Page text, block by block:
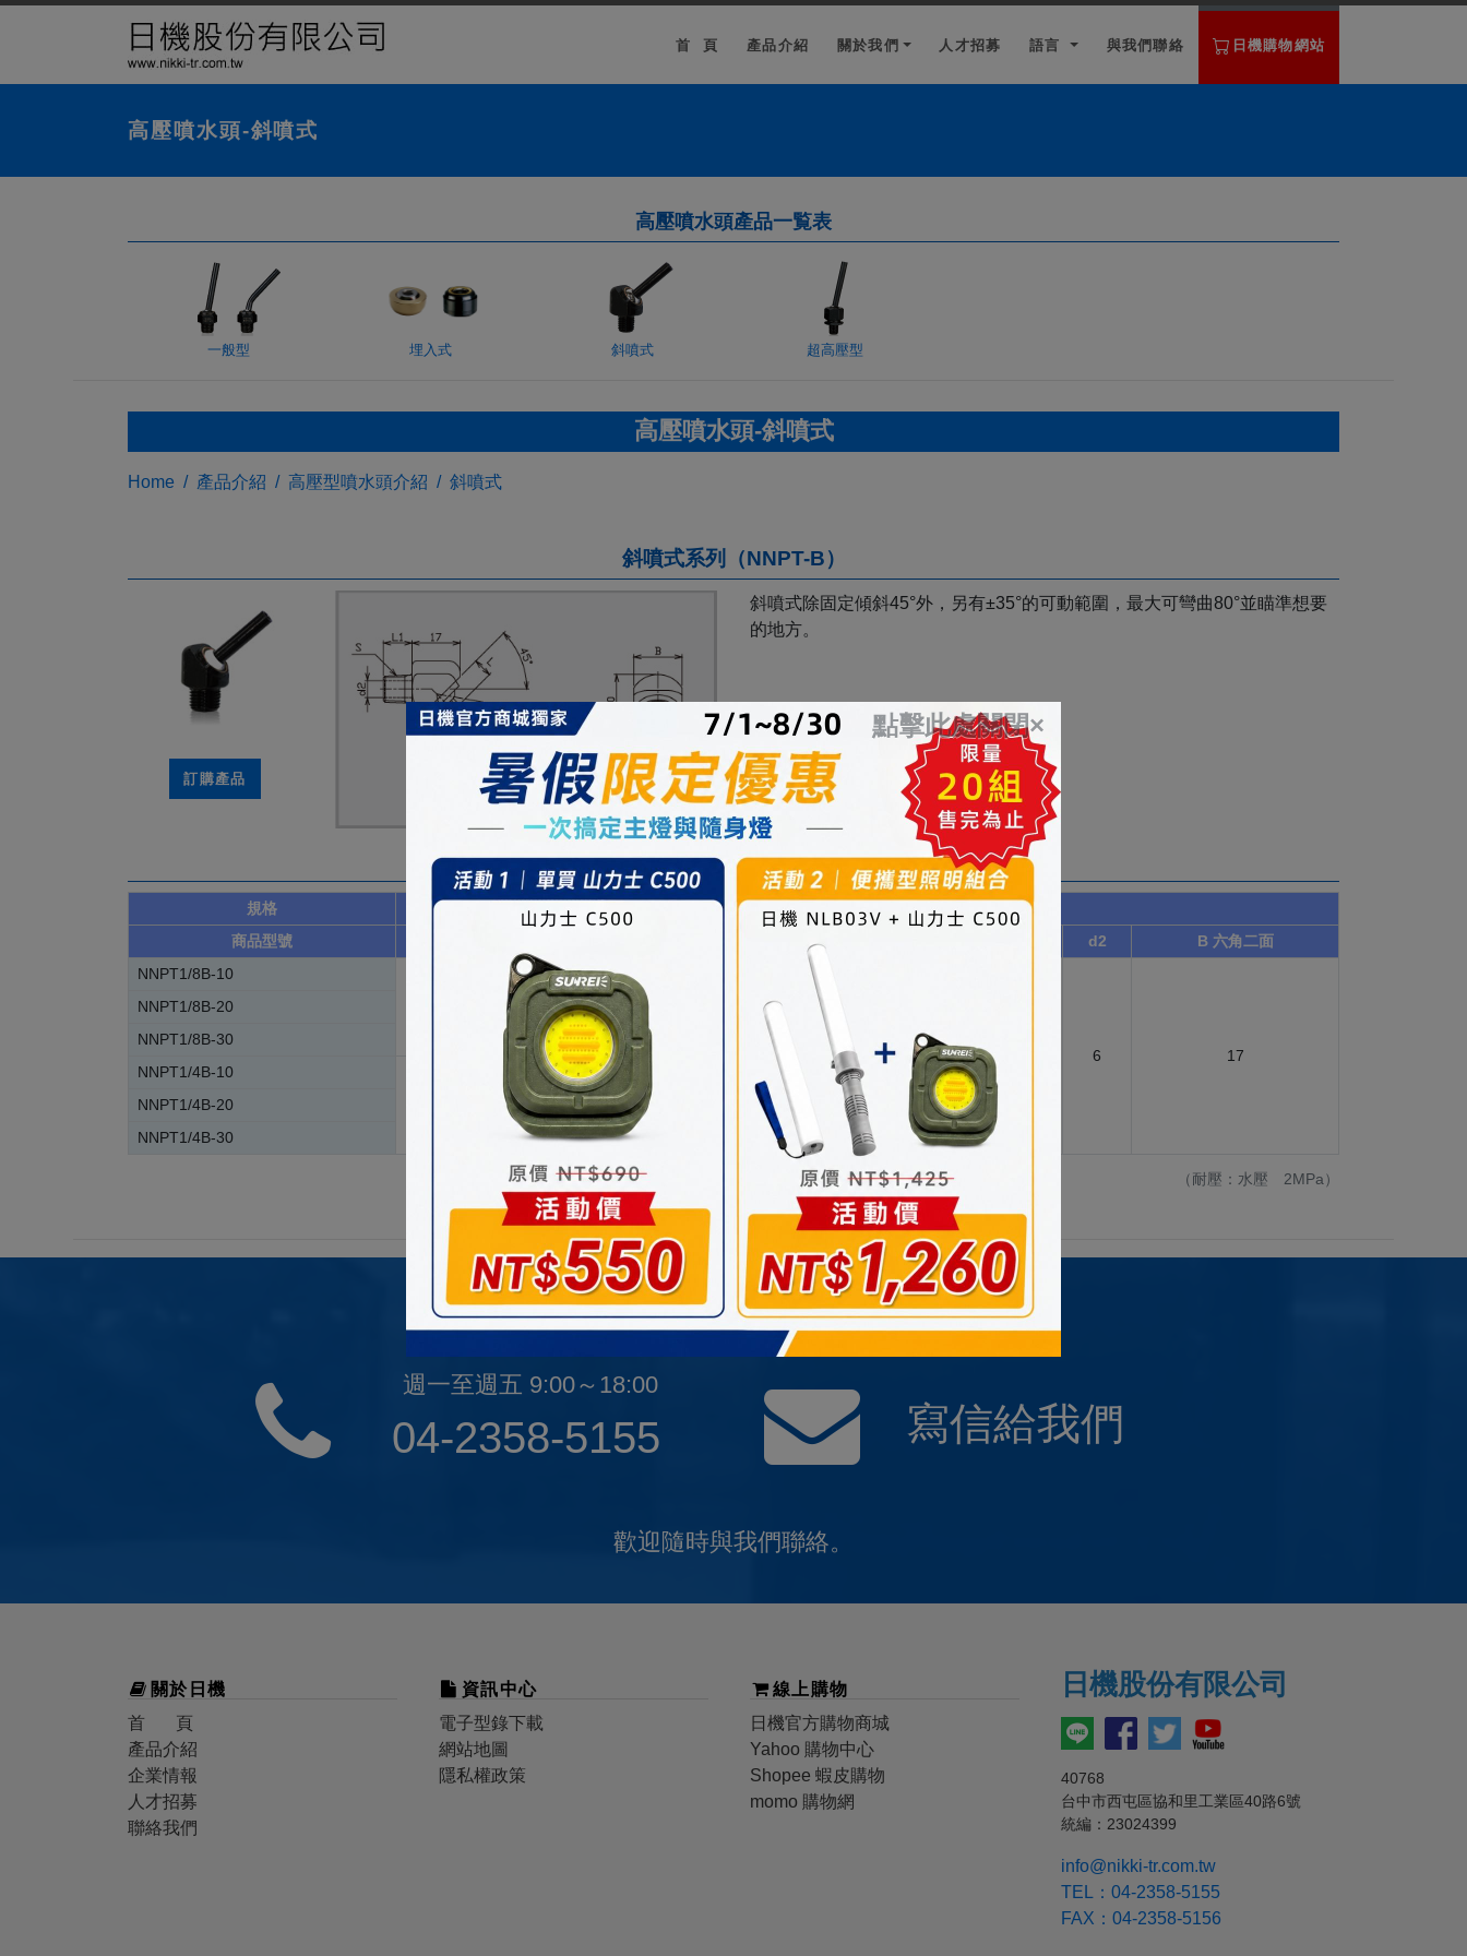
點擊此處關閉×
首 頁 產品介紹 關於我們 人才招募 語言 與我們聯絡 日機購物網站
高壓噴水頭-斜噴式
高壓噴水頭產品一覧表
一般型 埋入式 斜噴式 超高壓型
高壓噴水頭-斜噴式
Home 產品介紹 高壓型噴水頭介紹 斜噴式
斜噴式系列（NNPT-B）
訂購產品
斜噴式除固定傾斜45°外，另有±35°的可動範圍，最大可彎曲80°並瞄準想要
的地方。
標準機種一覧表
（耐壓：水壓 2MPa）
規格
主要尺寸（mm）
商品型號
d2
B 六角二面
NNPT1/8B-10
PT 1/8"
10 DXF
10 6 17
NNPT1/8B-20 20 PDF DXF
NNPT1/8B-30 30 PDF DXF
NNPT1/4B-10
PT 1/4"
10 DXF
NNPT1/4B-20 20 PDF
NNPT1/4B-30 30 PDF DXF
聯絡我們
週一至週五 9:00～18:00
04-2358-5155 寫信給我們
歡迎隨時與我們聯絡。
關於 日機
首 頁
產品介紹
企業情報
人才招募
聯絡我們
資訊中心
電子型錄下載
網站地圖
隱私權政策
線上購物
日機官方購物商城
Yahoo 購物中心
Shopee 蝦皮購物
momo 購物網
日機股份有限公司
40768
台中市西屯區協和里工業區40路6號
統編：23024399
info@nikki-tr.com.tw
TEL： 04-2358-5155
FAX：04-2358-5156